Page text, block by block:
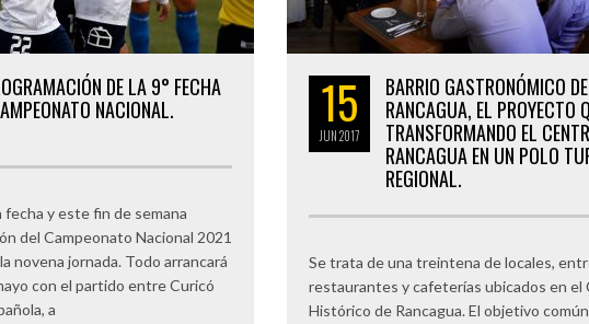
DE LA 9° FECHA
NACIONAL.
fecha y este fin de semana
del Campeonato Nacional 2021
novena jornada. Todo arrancará
con el partido entre Curicó
a
15
JUN2017
BARRIO GASTRONÓMICO DE
RANCAGUA, EL PROYECTO
TRANSFORMANDO EL
RANCAGUA EN UN POLO
REGIONAL.
Se trata de una treintena de locales,
restaurantes y cafeterías ubicados en el
Histórico de Rancagua. El objetivo